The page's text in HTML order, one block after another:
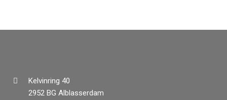
Kelvinring 40
2952 BG Alblasserdam